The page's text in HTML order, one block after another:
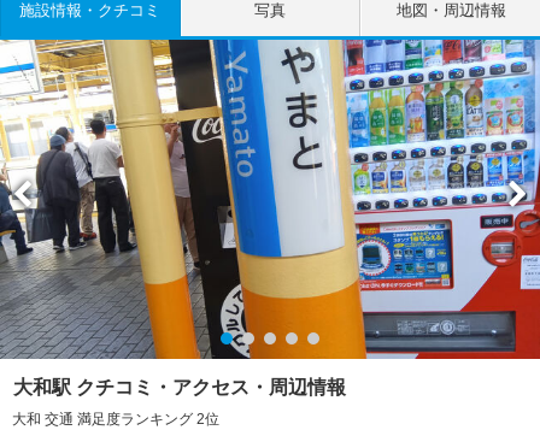
施設情報・クチコミ 写真 地図・周辺情報
大和駅 クチコミ・アクセス・周辺情報
大和 交通 満足度ランキング 2位